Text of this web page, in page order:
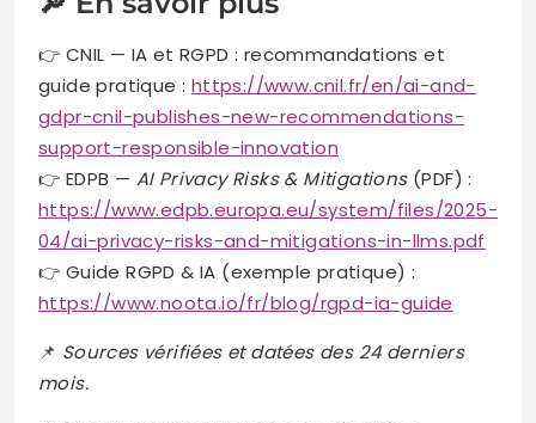
👉 CNIL — IA et RGPD : recommandations et
guide pratique : https://www.cnil.fr/en/ai-and-
gdpr-cnil-publishes-new-recommendations-
support-responsible-innovation
👉 EDPB — AI Privacy Risks & Mitigations(PDF) :
https://www.edpb.europa.eu/system/files/2025-
04/ai-privacy-risks-and-mitigations-in-llms.pdf
👉 Guide RGPD & IA (exemple pratique) :
https://www.noota.io/fr/blog/rgpd-ia-guide
📌 Sources vérifiées et datées des 24 derniers
mois.